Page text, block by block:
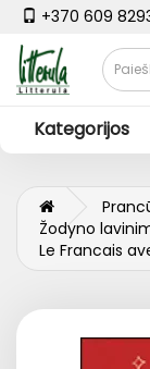
+370 609
Kategorijos
Žodyno
Le Francais